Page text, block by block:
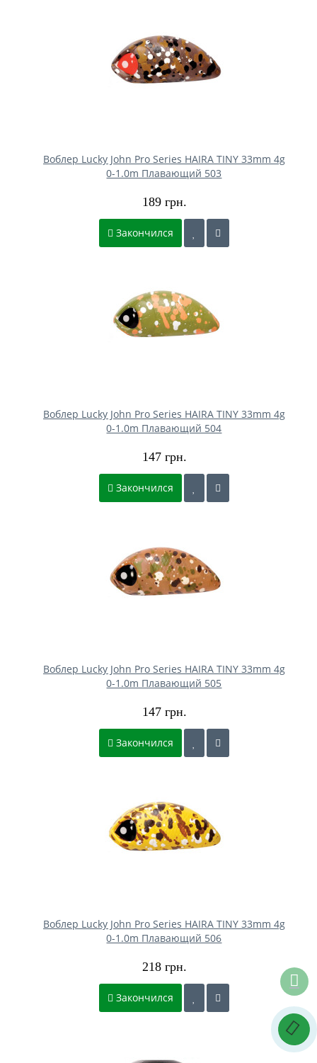
Воблер Lucky John Pro Series HAIRA TINY 33mm 4g
0-1.0m Плавающий 503
189 грн.
Закончился
Воблер Lucky John Pro Series HAIRA TINY 33mm 4g
0-1.0m Плавающий 504
147 грн.
Закончился
Воблер Lucky John Pro Series HAIRA TINY 33mm 4g
0-1.0m Плавающий 505
147 грн.
Закончился
Воблер Lucky John Pro Series HAIRA TINY 33mm 4g
0-1.0m Плавающий 506
218 грн.
Закончился